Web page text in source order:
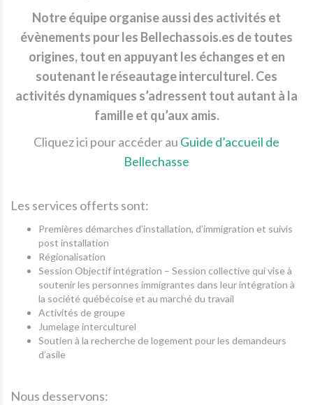
Notre équipe organise aussi des activités et
évènements pour les Bellechassois.es de toutes
origines, tout en appuyant les échanges et en
soutenant le réseautage interculturel. Ces
activités dynamiques s’adressent tout autant à la
famille et qu’aux amis.
Cliquez ici pour accéder au Guide d’accueil de
Bellechasse
Les services offerts sont:
Premières démarches d’installation, d’immigration et suivis
post installation
Régionalisation
Session Objectif intégration – Session collective qui vise à
soutenir les personnes immigrantes dans leur intégration à
la société québécoise et au marché du travail
Activités de groupe
Jumelage interculturel
Soutien à la recherche de logement pour les demandeurs
d’asile
Nous desservons: